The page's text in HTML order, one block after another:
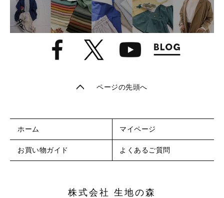
ページの先頭へ
ホーム マイページ
お買い物ガイド よくあるご質問
株式会社 生地の森